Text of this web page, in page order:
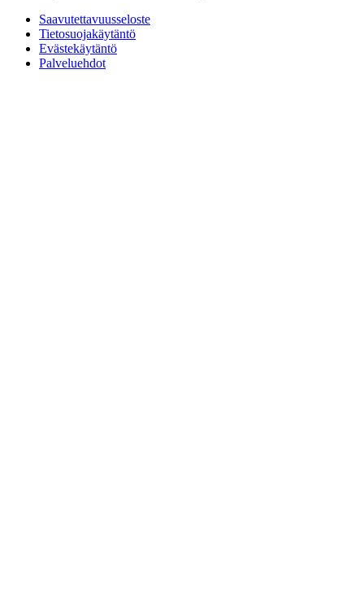
Saavutettavuusseloste
Tietosuojakäytäntö
Evästekäytäntö
Palveluehdot